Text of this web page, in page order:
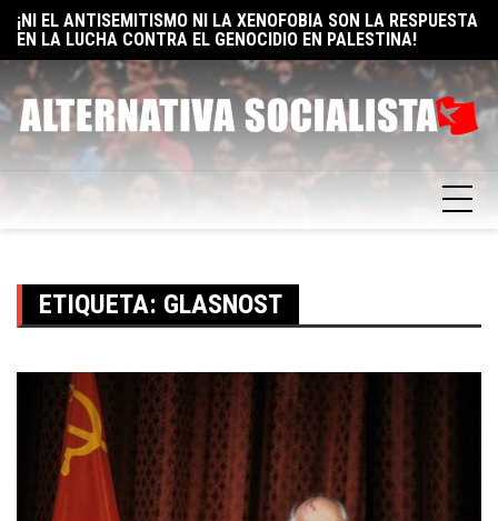
Skip
content
EN LA LUCHA CONTRA EL GENOCIDIO EN PALESTINA!
ELON MUSK: UN BILLÓN Y UNO RAZONES PARA SER
SOCIALISTA
ETIQUETA: GLASNOST